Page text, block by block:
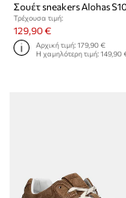
Σουέτ sneakers Alohas
Τρέχουσα τιμή:
129,90 €
Αρχική τιμή:179,90 €
Η χαμηλότερη τιμή:149,90